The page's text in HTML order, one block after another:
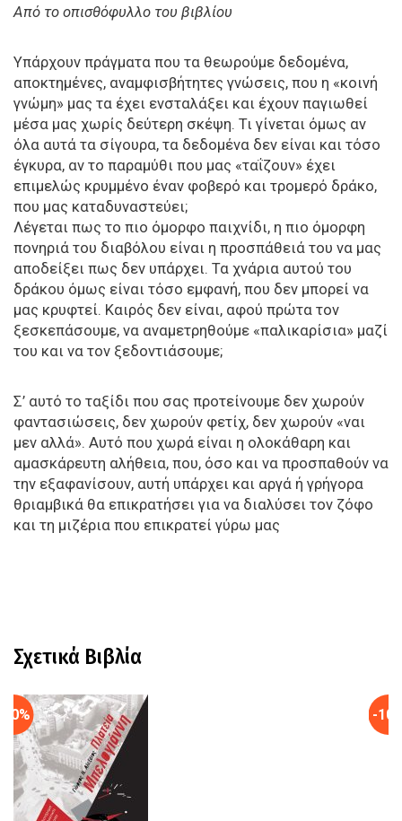
Από το οπισθόφυλλο του βιβλίου
Υπάρχουν πράγματα που τα θεωρούμε δεδομένα,
αποκτημένες, αναμφισβήτητες γνώσεις, που η «κοινή
γνώμη» μας τα έχει ενσταλάξει και έχουν παγιωθεί
μέσα μας χωρίς δεύτερη σκέψη. Τι γίνεται όμως αν
όλα αυτά τα σίγουρα, τα δεδομένα δεν είναι και τόσο
έγκυρα, αν το παραμύθι που μας «ταΐζουν» έχει
επιμελώς κρυμμένο έναν φοβερό και τρομερό δράκο,
που μας καταδυναστεύει;
Λέγεται πως το πιο όμορφο παιχνίδι, η πιο όμορφη
πονηριά του διαβόλου είναι η προσπάθειά του να μας
αποδείξει πως δεν υπάρχει. Τα χνάρια αυτού του
δράκου όμως είναι τόσο εμφανή, που δεν μπορεί να
μας κρυφτεί. Καιρός δεν είναι, αφού πρώτα τον
ξεσκεπάσουμε, να αναμετρηθούμε «παλικαρίσια» μαζί
του και να τον ξεδοντιάσουμε;
Σ’ αυτό το ταξίδι που σας προτείνουμε δεν χωρούν
φαντασιώσεις, δεν χωρούν φετίχ, δεν χωρούν «ναι
μεν αλλά». Αυτό που χωρά είναι η ολοκάθαρη και
αμασκάρευτη αλήθεια, που, όσο και να προσπαθούν να
την εξαφανίσουν, αυτή υπάρχει και αργά ή γρήγορα
θριαμβικά θα επικρατήσει για να διαλύσει τον ζόφο
και τη μιζέρια που επικρατεί γύρω μας
Σχετικά Βιβλία
-